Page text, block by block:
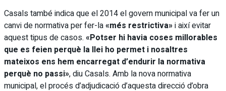
Casals també indica que el 2014 el govern municipal va fer un
canvi de normativa per fer-la«més restrictiva»i així evitar
aquest tipus de casos. «Potser hi havia coses millorables
que es feien perquè la llei ho permet i nosaltres
mateixos ens hem encarregat d’endurir la normativa
perquè no passi», diu Casals. Amb la nova normativa
municipal, el procés d’adjudicació d’aquesta direcció d’obra